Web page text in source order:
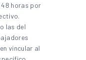
horas por
las del
vincular al